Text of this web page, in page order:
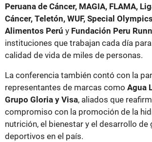
Peruana de Cáncer, MAGIA, FLAMA,
Cáncer, Teletón, WUF, Special
Alimentos Perú y Fundación Peru
instituciones que trabajan cada día
calidad de vida de miles de personas.
La conferencia también contó con la
representantes de marcas como Agua
Grupo Gloria y Visa, aliados que
compromiso con la promoción de la
nutrición, el bienestar y el desarrollo de
deportivos en el país.